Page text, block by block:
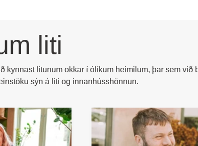
liti
kynnast litunum okkar í ólíkum heimilum, þar sem við
sýn á liti og innanhússhönnun.